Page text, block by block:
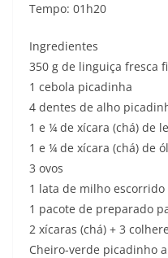
Tempo: 01h20
Ingredientes
350 g de linguiça fresca
1 cebola picadinha
4 dentes de alho
1 e ¼ de xícara (chá) de
1 e ¼ de xícara (chá) de
3 ovos
1 lata de milho escorrido
1 pacote de preparado
2 xícaras (chá) + 3
Cheiro-verde picadinho